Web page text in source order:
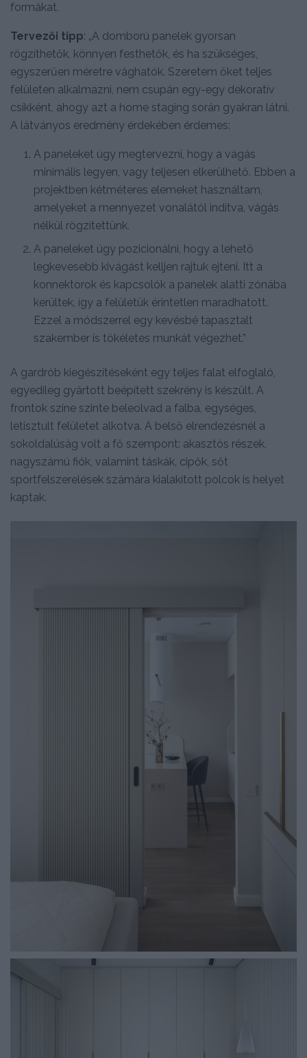
formákat.
Tervezői tipp: „A domború panelek gyorsan
rögzíthetők, könnyen festhetők, és ha szükséges,
egyszerűen méretre vághatók. Szeretem őket teljes
felületen alkalmazni, nem csupán egy-egy dekoratív
csíkként, ahogy azt a home staging során gyakran látni.
A látványos eredmény érdekében érdemes:
A paneleket úgy megtervezni, hogy a vágás
minimális legyen, vagy teljesen elkerülhető. Ebben a
projektben kétméteres elemeket használtam,
amelyeket a mennyezet vonalától indítva, vágás
nélkül rögzítettünk.
A paneleket úgy pozicionálni, hogy a lehető
legkevesebb kivágást kelljen rajtuk ejteni. Itt a
konnektorok és kapcsolók a panelek alatti zónába
kerültek, így a felületük érintetlen maradhatott.
Ezzel a módszerrel egy kevésbé tapasztalt
szakember is tökéletes munkát végezhet.”
A gardrób kiegészítéseként egy teljes falat elfoglaló,
egyedileg gyártott beépített szekrény is készült. A
frontok színe szinte beleolvad a falba, egységes,
letisztult felületet alkotva. A belső elrendezésnél a
sokoldalúság volt a fő szempont: akasztós részek,
nagyszámú fiók, valamint táskák, cipők, sőt
sportfelszerelések számára kialakított polcok is helyet
kaptak.